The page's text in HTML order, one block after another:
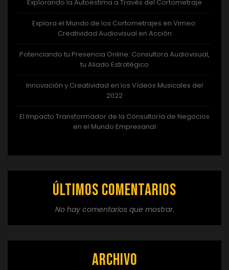
Explorando la Autoestima a Través del Cortometraje
Explora el Mundo de los Cortometrajes en Vimeo:
Creatividad Audiovisual en Acción
Potenciando tu Presencia Online: Consultora Audiovisual,
tu Aliado Estratégico
Innovación y Creatividad en los Vídeos Musicales del
2022
El Impacto Transformador de la Consultoría de Negocios
en el Mundo Empresarial
Últimos comentarios
No hay comentarios que mostrar.
Archivo